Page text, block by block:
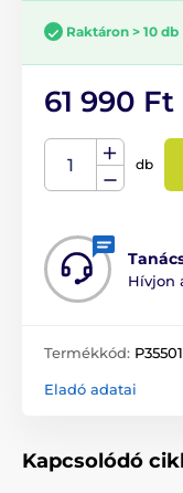
Raktáron > 10 db
61 990 Ft
db
Hívjon
Termékkód: P35501
Eladó adatai
Kapcsolódó